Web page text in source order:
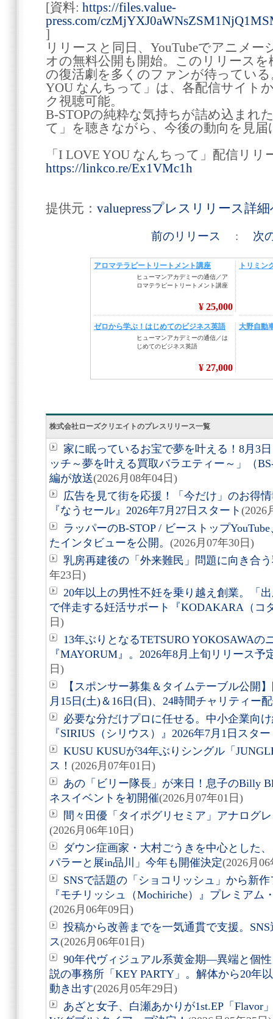
[資料: https://files.value-
press.com/
]
リリースと同日、YouTubeでアニメ
オの無料公開も開始。このリリースを
の復活劇を多くのファンが待っている
YOU なんちって」は、各配信サイト
ク視聴可能。
B-STOPの純粋な気持ちが詰め込まれ
て」を聴きながら、今後の動向を見
「I LOVE YOU なんちって」配信リリ
https://linkco.re/Ex1VMc1h
提供元： valuepressプレスリリース詳
前のリリース : 次
株式会社ローズクリエイトのプレスリリース一覧
家に眠っているお宝で夢を叶える！8月3
ッチ～夢を叶える買取バラエティー～」（
編が放送(2026月08年04日)
広告を見て街を応援！「今だけ」のお得
『なうセール』2026年7月27日スタート (2026
ラッパーのB-STOP / ビーストップ
たインタビューを公開。 (2026月07年30日)
乳房再建後の「外来難民」問題に向き合
年23日)
20年以上の男性不妊を乗り越え創業。「
で伴走する妊活サポート『KODAKARA（コ
日)
13年ぶりとなるTETSURO YOKOSAWAの
『MAYORUM』。2026年8月上旬リリース予
日)
【スポンサー募集＆タイムテーブル公開
月15日(土)＆16日(日)、24時間チャリティー
必要な分だけプロに任せる。中小企業向
『SIRIUS（シリウス）』2026年7月1日スタ
KUSU KUSUが34年ぶりシングル「
ス！ (2026月07年01日)
あの「ビリー隊長」が来日！息子のBilly
ネスイベントを初開催(2026月07年01日)
間々田優「タイポグリセミア」アナログ
(2026月06年10日)
ダウン症画家・大村ごうきを中心とした
パラーと展in品川」今年も開催決定(2026月
SNSで話題の「ショコリッシュ」から新
『モチリッシュ（Mochiriche）』プレミア
(2026月06年09日)
投稿から改善までを一気通貫で支援。
ス(2026月06年01日)
90年代ヴィジュアル系黄金期―異端と個
説の事務所「KEY PARTY」。解体から20年
動き出す(2026月05年29日)
あざと女子、白瀬あかりが1st.EP「Flavor